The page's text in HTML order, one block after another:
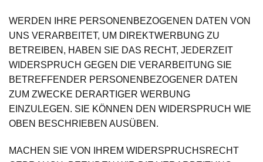
WERDEN IHRE PERSONENBEZOGENEN DATEN VON
UNS VERARBEITET, UM DIREKTWERBUNG ZU
BETREIBEN, HABEN SIE DAS RECHT, JEDERZEIT
WIDERSPRUCH GEGEN DIE VERARBEITUNG SIE
BETREFFENDER PERSONENBEZOGENER DATEN
ZUM ZWECKE DERARTIGER WERBUNG
EINZULEGEN. SIE KÖNNEN DEN WIDERSPRUCH WIE
OBEN BESCHRIEBEN AUSÜBEN.
MACHEN SIE VON IHREM WIDERSPRUCHSRECHT